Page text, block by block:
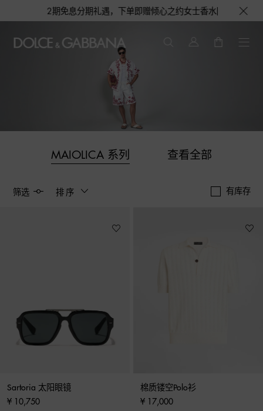
分期礼遇，下单即赠倾心之约女士香水随行装1.5ML，
MAIOLICA 系列 查看全部
筛选 排序 有库存
Sartoria 太阳眼镜
¥ 10,750
棉质镂空Polo衫
¥ 17,000